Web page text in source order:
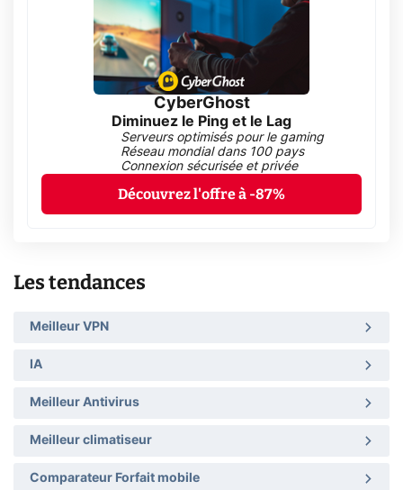
CyberGhost
Diminuez le Ping et le Lag
Serveurs optimisés pour le gaming
Réseau mondial dans 100 pays
Connexion sécurisée et privée
Découvrez l'offre à -87%
Les tendances
Meilleur VPN
IA
Meilleur Antivirus
Meilleur climatiseur
Comparateur Forfait mobile